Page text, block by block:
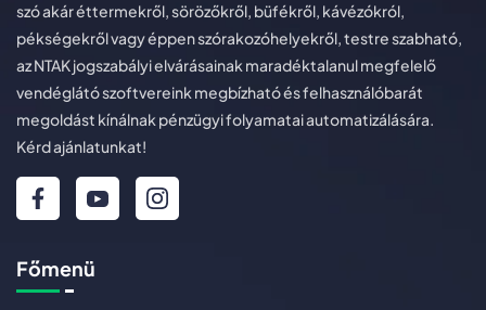
szó akár éttermekről, sörözőkről, büfékről, kávézókról,
pékségekről vagy éppen szórakozóhelyekről, testre szabható,
az NTAK jogszabályi elvárásainak maradéktalanul megfelelő
vendéglátó szoftvereink megbízható és felhasználóbarát
megoldást kínálnak pénzügyi folyamatai automatizálására.
Kérd ajánlatunkat!
Főmenü